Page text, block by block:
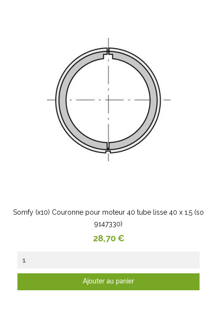
Somfy (x10) Couronne pour moteur 40 tube lisse 40 x 1,5 (so
9147330)
Prix
28,70 €
Ajouter au panier